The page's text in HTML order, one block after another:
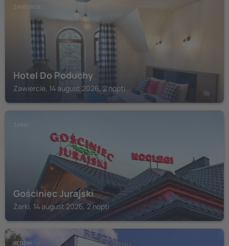
ZAWIERCIE
Hotel Do Poduchy
Zawiercie, 14 august 2026, 2 nopți
ŻARKI
Gościniec Jurajski
Żarki, 14 august 2026, 2 nopți
BĘDZIN